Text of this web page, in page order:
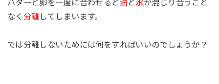
バターと卵を一度に合わせると油 と水が混じり合うこと
なく 分離 してしまいます。
では分離しないためには何をすればいいのでしょうか？